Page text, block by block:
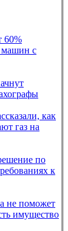
60%
машин с
как
газ на
по
к
не поможет
имущество